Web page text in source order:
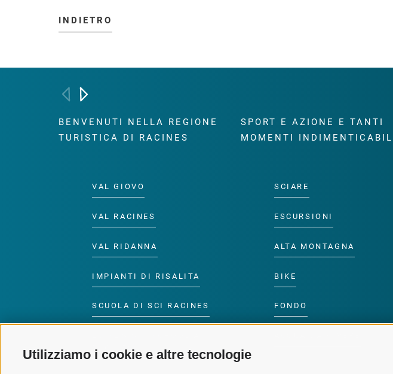
Utilizziamo i cookie e altre tecnologie
INDIETRO
BENVENUTI NELLA REGIONE
TURISTICA DI RACINES
VAL GIOVO
VAL RACINES
VAL RIDANNA
IMPIANTI DI RISALITA
SCUOLA DI SCI RACINES
RACINES
SPORT E AZIONE E TANTI
MOMENTI INDIMENTICABILI
SCIARE
ESCURSIONI
ALTA MONTAGNA
BIKE
FONDO